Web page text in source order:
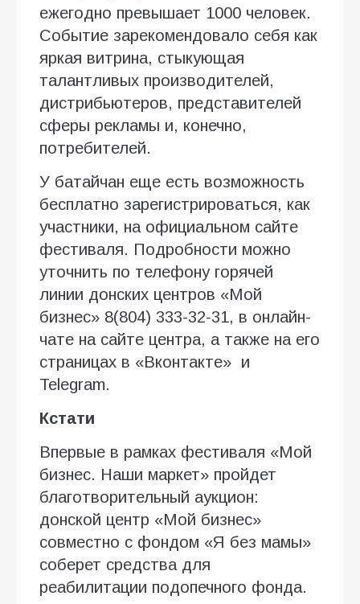
ежегодно превышает 1000 человек.
Событие зарекомендовало себя как
яркая витрина, стыкующая
талантливых производителей,
дистрибьютеров, представителей
сферы рекламы и, конечно,
потребителей.
У батайчан еще есть возможность
бесплатно зарегистрироваться, как
участники, на официальном сайте
фестиваля. Подробности можно
уточнить по телефону горячей
линии донских центров «Мой
бизнес» 8(804) 333-32-31, в онлайн-
чате на сайте центра, а также на его
страницах в «Вконтакте» и
Telegram.
Кстати
Впервые в рамках фестиваля «Мой
бизнес. Наши маркет» пройдет
благотворительный аукцион:
донской центр «Мой бизнес»
совместно с фондом «Я без мамы»
соберет средства для
реабилитации подопечного фонда.